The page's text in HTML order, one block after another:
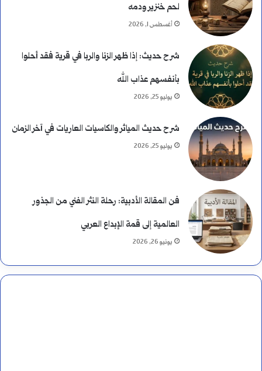
لحم خنزير ودمه
أغسطس 1, 2026
شرح حديث: إذا ظهر الزنا والربا في قرية فقد أحلوا
بأنفسهم عذاب الله
يوليو 25, 2026
شرح حديث المياثر والكاسيات العاريات في آخر الزمان
يوليو 25, 2026
فن المقالة الأدبية: رحلة النثر الفني من الجذور
العالمية إلى قمة الإبداع العربي
يونيو 26, 2026